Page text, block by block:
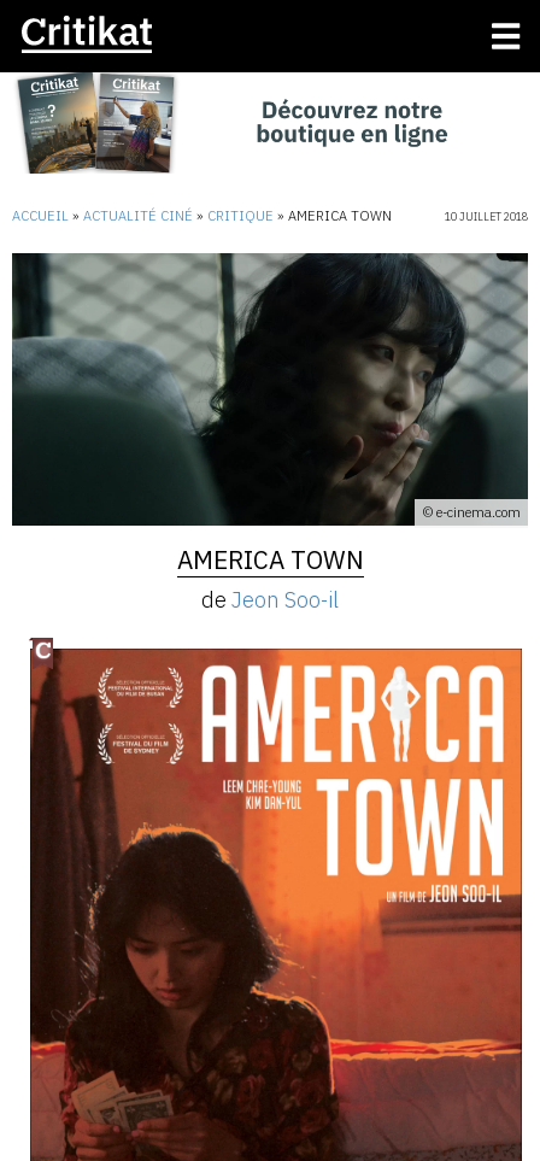
ACCUEIL » ACTUALITÉ CINÉ » CRITIQUE » AMERICA TOWN 10 JUILLET 2018
© e-cinema.com
AMERICA TOWN
de Jeon Soo-il